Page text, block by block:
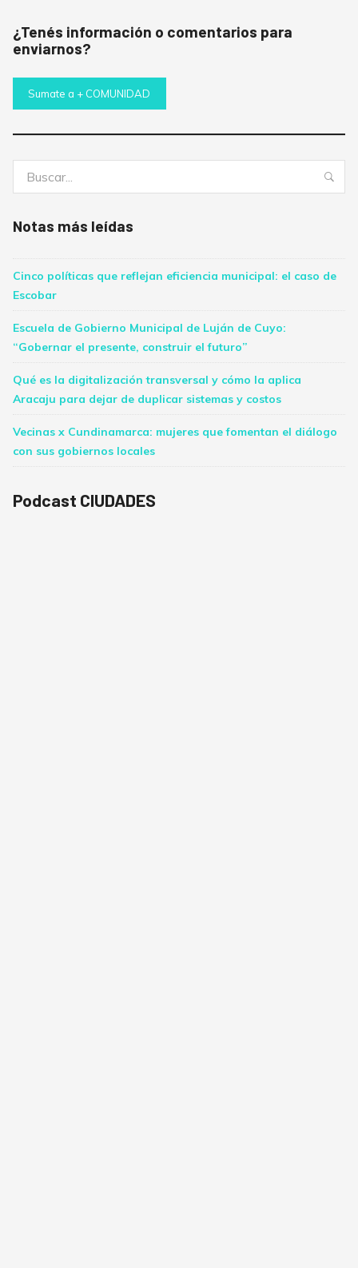
¿Tenés información o comentarios para
enviarnos?
Sumate a + COMUNIDAD
Notas más leídas
Cinco políticas que reflejan eficiencia municipal: el caso de
Escobar
Escuela de Gobierno Municipal de Luján de Cuyo:
“Gobernar el presente, construir el futuro”
Qué es la digitalización transversal y cómo la aplica
Aracaju para dejar de duplicar sistemas y costos
Vecinas x Cundinamarca: mujeres que fomentan el diálogo
con sus gobiernos locales
Podcast CIUDADES